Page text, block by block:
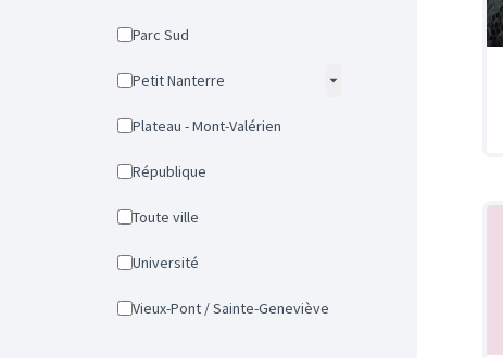
Parc Sud
Petit Nanterre
Plateau - Mont-Valérien
République
Toute ville
Université
Vieux-Pont / Sainte-Geneviève